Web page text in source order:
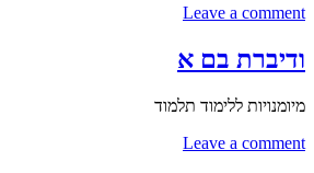
Leave a comment
ודיברת בם א
מיומנויות ללימוד תלמוד
Leave a comment